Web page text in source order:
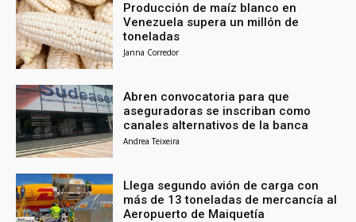
Producción de maíz blanco en
Venezuela supera un millón de
toneladas
Janna Corredor
Abren convocatoria para que
aseguradoras se inscriban como
canales alternativos de la banca
Andrea Teixeira
Llega segundo avión de carga con
más de 13 toneladas de mercancía al
Aeropuerto de Maiquetía